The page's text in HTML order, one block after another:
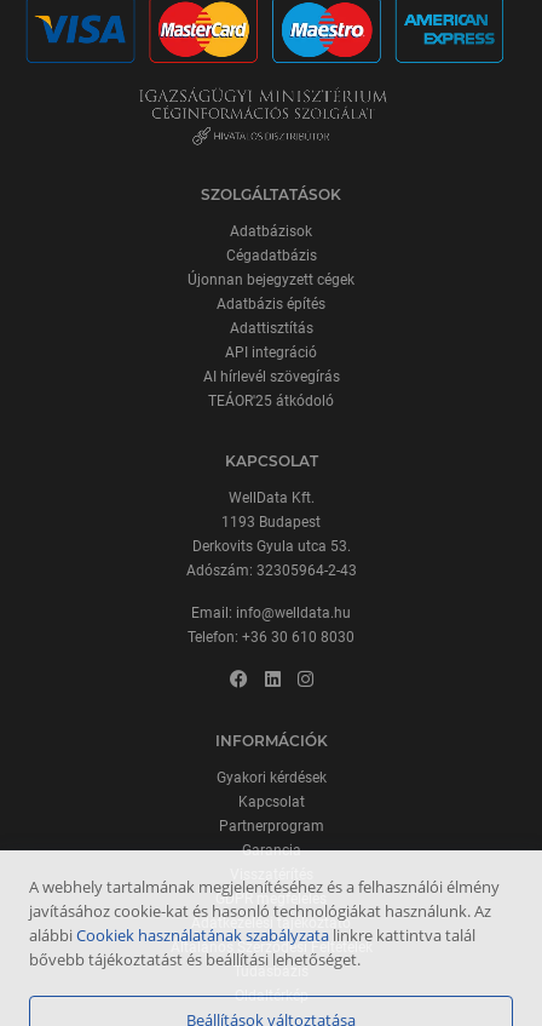
SZOLGÁLTATÁSOK
Adatbázisok
Cégadatbázis
Újonnan bejegyzett cégek
Adatbázis építés
Adattisztítás
API integráció
AI hírlevél szövegírás
TEÁOR'25 átkódoló
KAPCSOLAT
WellData Kft.
1193 Budapest
Derkovits Gyula utca 53.
Adószám: 32305964-2-43
Email: info@welldata.hu
Telefon: +36 30 610 8030
INFORMÁCIÓK
Gyakori kérdések
Kapcsolat
Partnerprogram
Garancia
GDPR megfelelés
Adatkezelési tájékoztató
Általános Szerződési Feltételek
Tudásbázis
Oldaltérkép
A webhely tartalmának megjelenítéséhez és a felhasználói élmény
javításához cookie-kat és hasonló technológiákat használunk. Az
alábbiCookiek használatának szabályzata linkre kattintva talál
bővebb tájékoztatást és beállítási lehetőséget.
Beállítások változtatása